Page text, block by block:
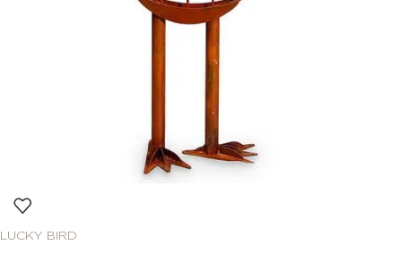
LUCKY BIRD